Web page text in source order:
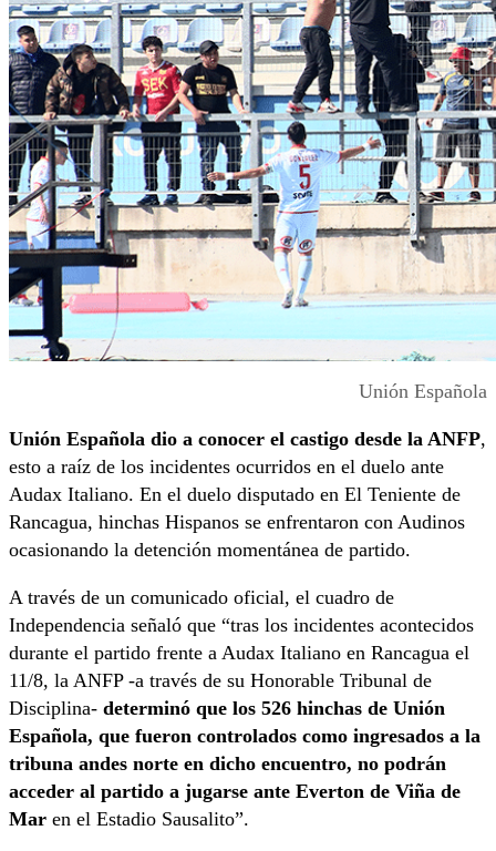
Unión Española
Unión Española dio a conocer el castigo desde la ANFP,
esto a raíz de los incidentes ocurridos en el duelo ante
Audax Italiano. En el duelo disputado en El Teniente de
Rancagua, hinchas Hispanos se enfrentaron con Audinos
ocasionando la detención momentánea de partido.
A través de un comunicado oficial, el cuadro de
Independencia señaló que “tras los incidentes acontecidos
durante el partido frente a Audax Italiano en Rancagua el
11/8, la ANFP -a través de su Honorable Tribunal de
Disciplina- determinó que los 526 hinchas de Unión
Española, que fueron controlados como ingresados a la
tribuna andes norte en dicho encuentro, no podrán
acceder al partido a jugarse ante Everton de Viña de
Mar en el Estadio Sausalito”.